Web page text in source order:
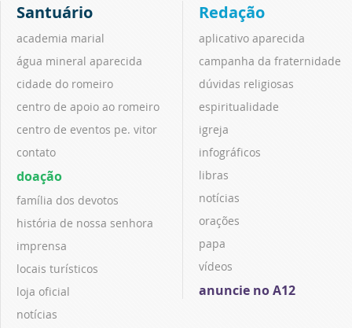
Santuário
academia marial
água mineral aparecida
cidade do romeiro
centro de apoio ao romeiro
centro de eventos pe. vitor
contato
doação
família dos devotos
história de nossa senhora
imprensa
locais turísticos
loja oficial
notícias
Redação
aplicativo aparecida
campanha da fraternidade
dúvidas religiosas
espiritualidade
igreja
infográficos
libras
notícias
orações
papa
vídeos
anuncie no A12